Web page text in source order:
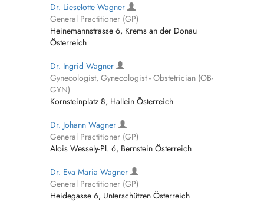
Dr. Lieselotte Wagner
General Practitioner (GP)
Heinemannstrasse 6, Krems an der Donau
Österreich
Dr. Ingrid Wagner
Gynecologist, Gynecologist - Obstetrician (OB-
GYN)
Kornsteinplatz 8, Hallein Österreich
Dr. Johann Wagner
General Practitioner (GP)
Alois Wessely-Pl. 6, Bernstein Österreich
Dr. Eva Maria Wagner
General Practitioner (GP)
Heidegasse 6, Unterschützen Österreich